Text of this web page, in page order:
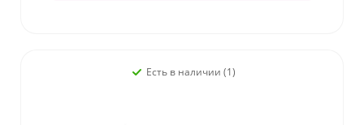
Есть в наличии (1)